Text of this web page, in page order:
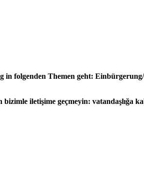
folgenden Themen geht:
iletişime geçmeyin: vatandaşlığa